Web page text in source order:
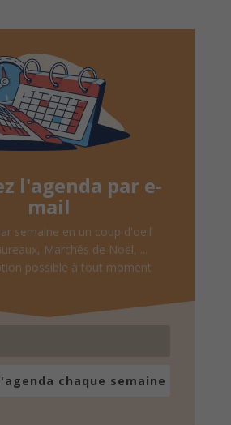
l'agenda par e-
mail
semaine en un coup d'oeil
Marchés de Noël, ...
possible à tout moment
chaque semaine